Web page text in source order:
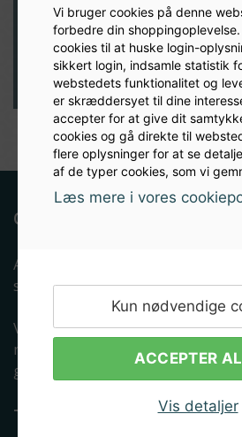
Vi bruger cookies på denne
forbedre din
cookies til at huske login-
sikkert login, indsamle statistik
webstedets funktionalitet og
er skræddersyet til dine
accepter for at give dit
cookies og gå direkte til
flere oplysninger for at se
af de typer cookies, som vi
Læs mere i vores
Kun nødvendige
ACCEPTER
Vis detaljer
Om Albryg
Albryg.dk er en e-mærket
servicerer tusindvis af
Vi har siden 2013 gjort en dyd
malt, gær, brygudstyr og viden til
gerne vil lære at brygge øl selv.
Tilmeld nyhedsbrev